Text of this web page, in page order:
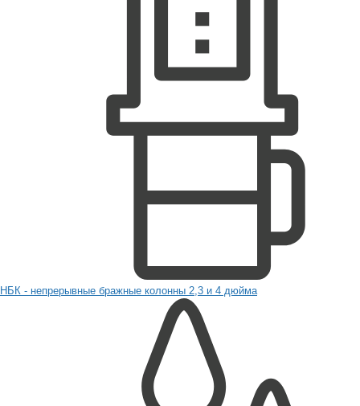
НБК - непрерывные бражные колонны 2,3 и 4 дюйма